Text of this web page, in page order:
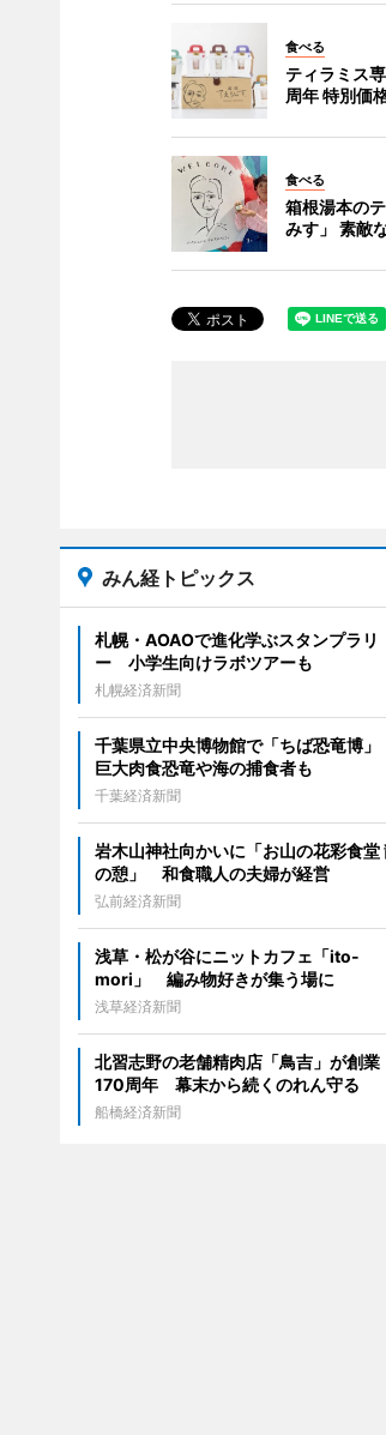
食べる
ティラミス
周年 特別価
食べる
箱根湯本の
みす」 素敵
みん経トピックス
札幌・AOAOで進化学ぶスタンプラリ
ー 小学生向けラボツアーも
札幌経済新聞
千葉県立中央博物館で「ちば恐竜博」
巨大肉食恐竜や海の捕食者も
千葉経済新聞
岩木山神社向かいに「お山の花彩食堂
の憩」 和食職人の夫婦が経営
弘前経済新聞
浅草・松が谷にニットカフェ「ito-
mori」 編み物好きが集う場に
浅草経済新聞
北習志野の老舗精肉店「鳥吉」が創業
170周年 幕末から続くのれん守る
船橋経済新聞